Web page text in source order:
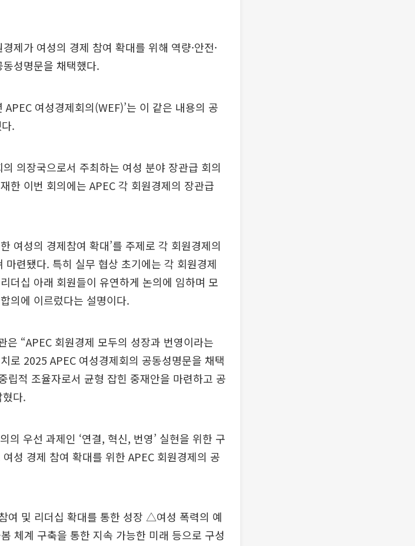
제가 여성의 경제 참여 확대를 위해 역량·안전·
성명문을 채택했다.
여성경제회의(WEF)’는 이 같은 내용의 공
.
의장국으로서 주최하는 여성 분야 장관급 회의
한 이번 회의에는 APEC 각 회원경제의 장관급
여성의 경제참여 확대’를 주제로 각 회원경제의
련됐다. 특히 실무 협상 초기에는 각 회원경제
더십 아래 회원들이 유연하게 논의에 임하며 모
의에 이르렀다는 설명이다.
“APEC 회원경제 모두의 성장과 번영이라는
로 2025 APEC 여성경제회의 공동성명문을 채택
립적 조율자로서 균형 잡힌 중재안을 마련하고 공
다.
의 우선 과제인 ‘연결, 혁신, 번영’ 실현을 위한 구
성 경제 참여 확대를 위한 APEC 회원경제의 공
여 및 리더십 확대를 통한 성장 △여성 폭력의 예
체계 구축을 통한 지속 가능한 미래 등으로 구성